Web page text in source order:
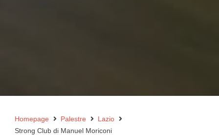
Homepage Palestre
Lazio
Strong Club di Manuel Moriconi